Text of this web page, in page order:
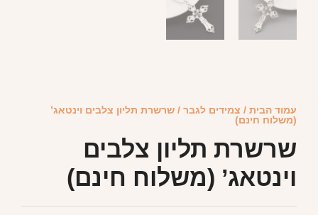
עמוד הבית / צמידים לגבר / שרשרת תליון צלבים וינטאג’
(משלוח חינם)
שרשרת תליון צלבים
וינטאג’ (משלוח חינם)